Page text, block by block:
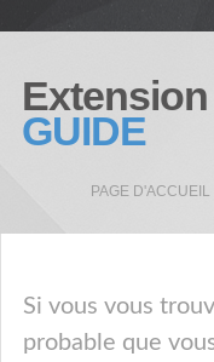
GUIDE
PAGE D'ACCUEIL
Si vous vous
probable que